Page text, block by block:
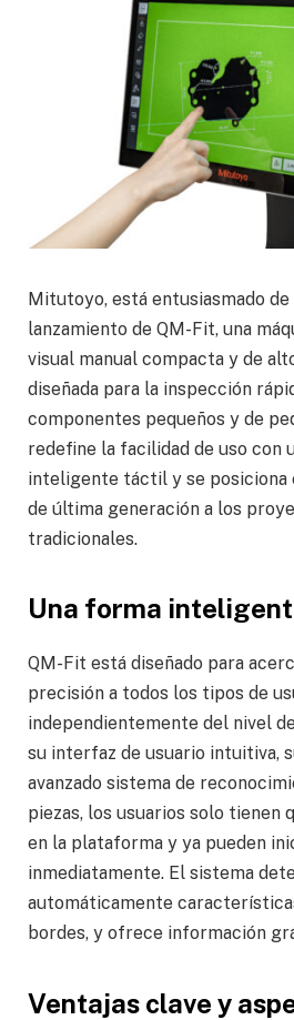
Mitutoyo, está entusiasmado
lanzamiento de QM-Fit, una
visual manual compacta y de
diseñada para la inspección
componentes pequeños y de
redefine la facilidad de uso con
inteligente táctil y se posiciona
de última generación a los
tradicionales.
Una forma
QM-Fit está diseñado para
precisión a todos los tipos de
independientemente del nivel
su interfaz de usuario intuitiva,
avanzado sistema de
piezas, los usuarios solo tienen
en la plataforma y ya pueden
inmediatamente. El sistema
automáticamente
bordes, y ofrece información
Ventajas clave y